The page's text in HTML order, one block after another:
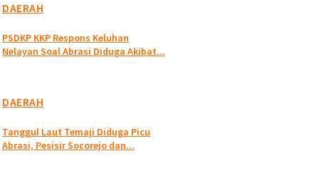
DAERAH
PSDKP KKP Respons Keluhan
Nelayan Soal Abrasi Diduga Akibat...
DAERAH
Tanggul Laut Temaji Diduga Picu
Abrasi, Pesisir Socorejo dan...